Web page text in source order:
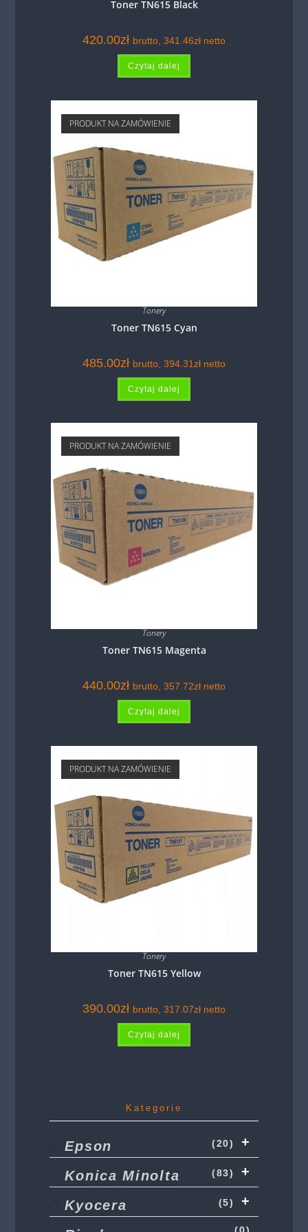
Toner TN615 Black
420.00zł brutto, 341.46zł netto
Czytaj dalej
PRODUKT NA ZAMÓWIENIE
Tonery
Toner TN615 Cyan
485.00zł brutto, 394.31zł netto
Czytaj dalej
PRODUKT NA ZAMÓWIENIE
Tonery
Toner TN615 Magenta
440.00zł brutto, 357.72zł netto
Czytaj dalej
PRODUKT NA ZAMÓWIENIE
Tonery
Toner TN615 Yellow
390.00zł brutto, 317.07zł netto
Czytaj dalej
Kategorie
Epson (20)
Konica Minolta (83)
Kyocera (5)